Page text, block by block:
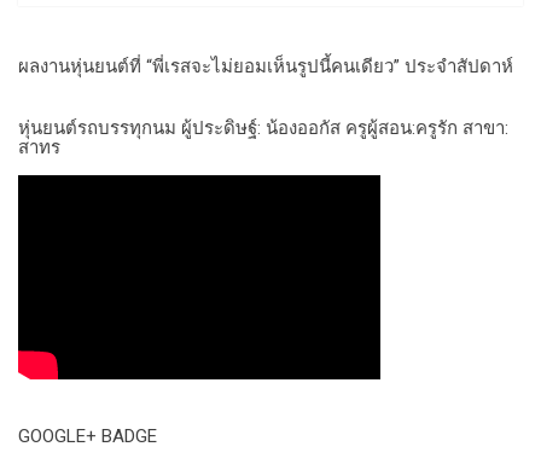
ผลงานหุ่นยนต์ที่ “พี่เรสจะไม่ยอมเห็นรูปนี้คนเดียว” ประจำสัปดาห์
หุ่นยนต์รถบรรทุกนม ผู้ประดิษฐ์: น้องออกัส ครูผู้สอน:ครูรัก สาขา:
สาทร
GOOGLE+ BADGE